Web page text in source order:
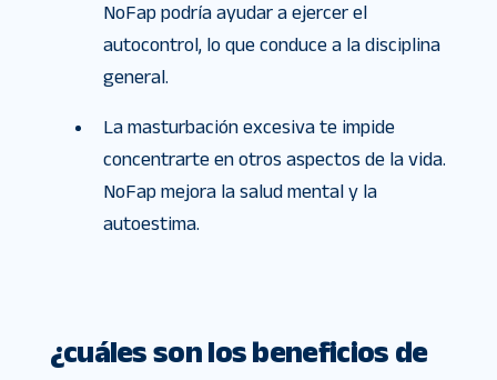
NoFap podría ayudar a ejercer el
autocontrol, lo que conduce a la disciplina
general.
La masturbación excesiva te impide
concentrarte en otros aspectos de la vida.
NoFap mejora la salud mental y la
autoestima.
¿cuáles son los beneficios de